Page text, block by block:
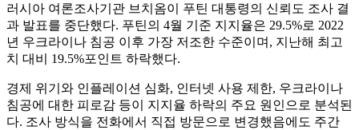
러시아 여론조사기관 브치옴이 푸틴 대통령의 신뢰도 조사 결
과 발표를 중단했다. 푸틴의 4월 기준 지지율은 29.5%로 2022
년 우크라이나 침공 이후 가장 저조한 수준이며, 지난해 최고
치 대비 19.5%포인트 하락했다.
경제 위기와 인플레이션 심화, 인터넷 사용 제한, 우크라이나
침공에 대한 피로감 등이 지지율 하락의 주요 원인으로 분석된
다. 조사 방식을 전화에서 직접 방문으로 변경했음에도 주간